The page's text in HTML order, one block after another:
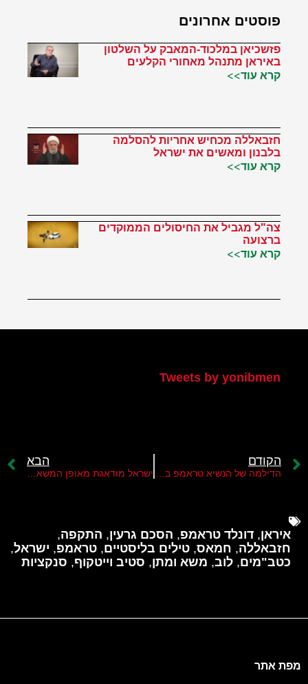
פוסטים אחרונים
פזשכיאן במלכוד-המאבק על השלטון
באיראן מתנהל מאחורי הקלעים
קרא עוד>>
חזבאללה מכחיש אחריות להסלמה
בלבנון ומאשים את ישראל
קרא עוד>>
צה"ל מגביל את החיסולים הממוקדים
ברצועה
קרא עוד>>
Tweets by yonibmen
הקודם הבא
איראן, דונלד טראמפ, הסכם גרעין, התקפה,
חזבאללה, חמאס, טילים בליסטיים, טראמפ, ישראל,
כטב"מים, לוב, משא ומתן, סטיב וייטקוף, סנקציות
מפת אתר